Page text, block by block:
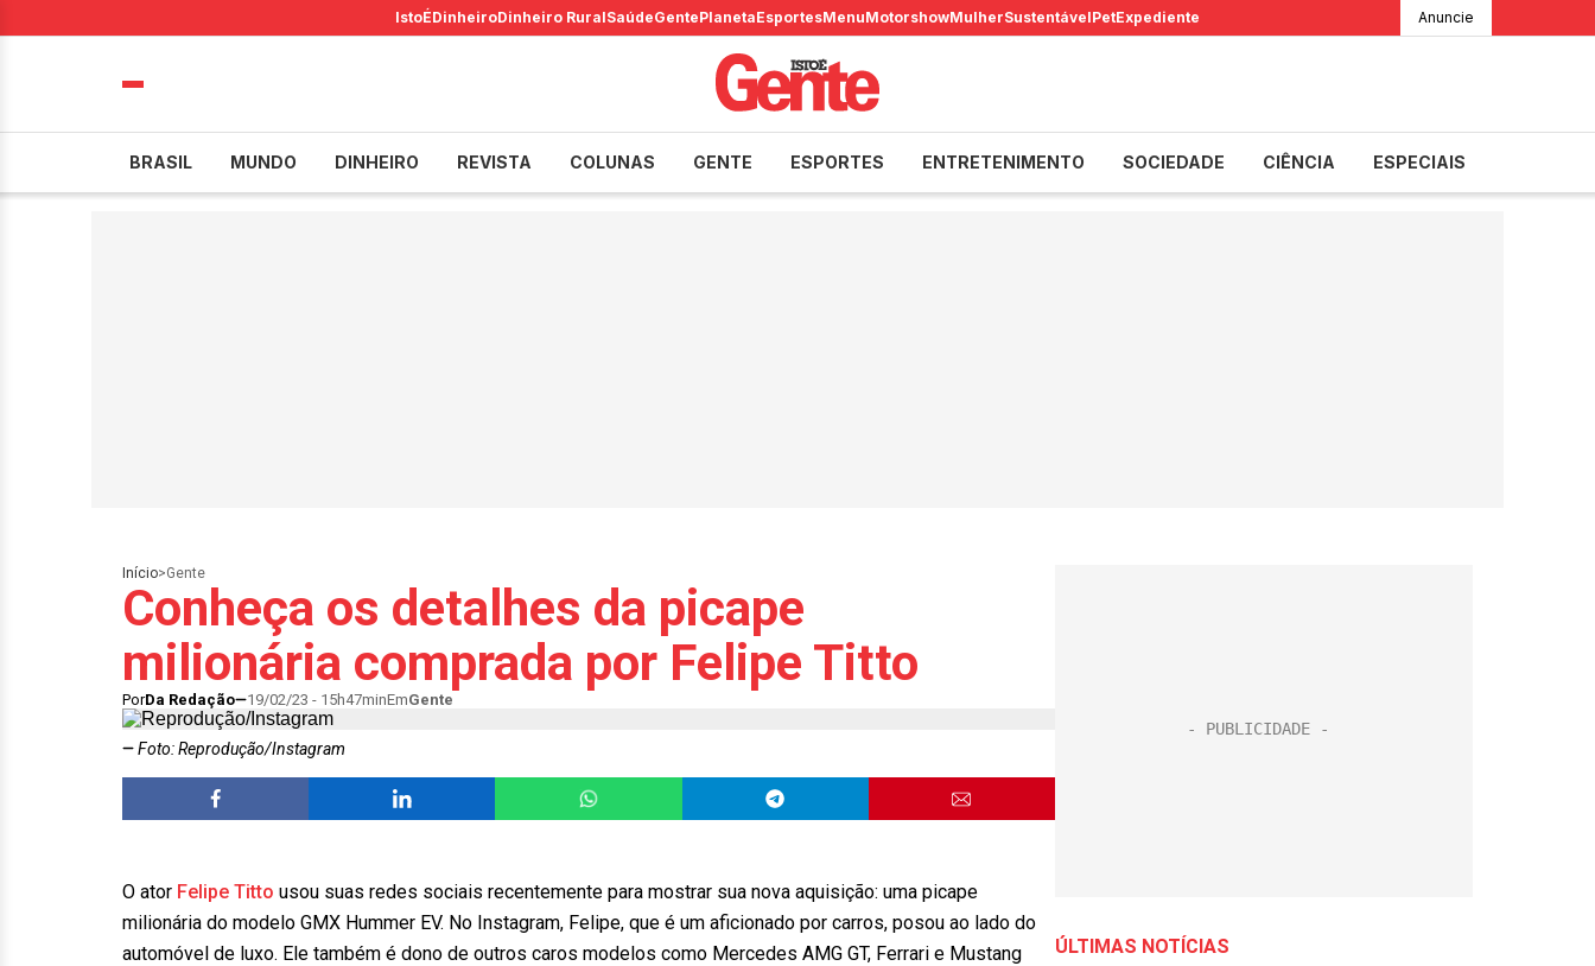
IstoÉDinheiroDinheiro RuralSaúdeGentePlanetaEsportesMenuMotorshowMulherSustentávelPetExpediente Anuncie
BRASIL MUNDO DINHEIRO REVISTA COLUNAS GENTE ESPORTES ENTRETENIMENTO SOCIEDADE CIÊNCIA ESPECIAIS
Início>Gente
Conheça os detalhes da picape
milionária comprada por Felipe Titto
PorDa Redação 19/02/23 - 15h47minEmGente
Foto: Reprodução/Instagram
O ator Felipe Titto usou suas redes sociais recentemente para mostrar sua nova aquisição: uma picape
milionária do modelo GMX Hummer EV. No Instagram, Felipe, que é um aficionado por carros, posou ao lado do
automóvel de luxo. Ele também é dono de outros caros modelos como Mercedes AMG GT, Ferrari e Mustang